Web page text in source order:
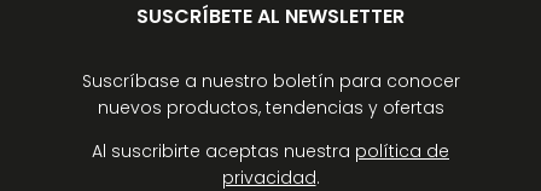
SUSCRÍBETE AL NEWSLETTER
Suscríbase a nuestro boletín para conocer
nuevos productos, tendencias y ofertas
Al suscribirte aceptas nuestra política de
privacidad.